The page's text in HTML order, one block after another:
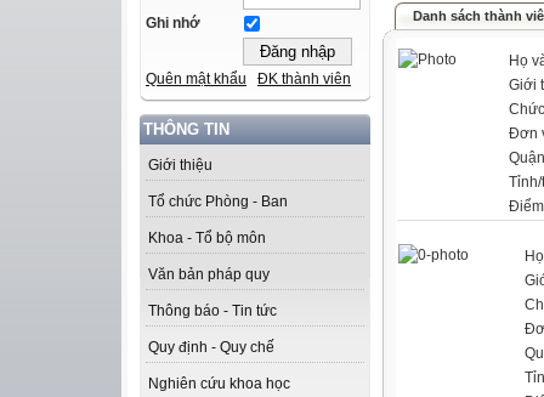
Ghi nhớ
Quên mật khẩu ĐK thành viên
THÔNG TIN
Giới thiệu
Tổ chức Phòng - Ban
Khoa - Tổ bộ môn
Văn bản pháp quy
Thông báo - Tin tức
Quy định - Quy chế
Nghiên cứu khoa học
Danh sách thành
Họ
Giới
Đơn